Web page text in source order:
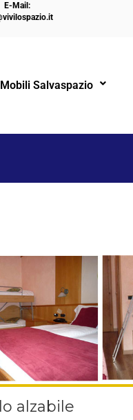
E-Mail:
Mobili Salvaspazio
alzabile